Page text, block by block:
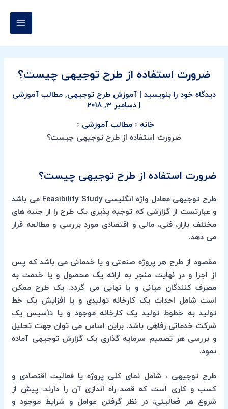
ضرورت استفاده از طرح توجیهی چیست؟
دیدگاه‌ خود را بنویسید آموزش طرح توجیهی, مطالب آموزشی
دسامبر 3, 2018
خانه
مطالب آموزشی
ضرورت استفاده از طرح توجیهی چیست؟
ضرورت استفاده از طرح توجیهی چیست؟
طرح توجیهی معادل واژه انگلیسی Feasibility Study می باشد
و عبارتست از گزارشی که توجیه پذیری یک طرح را از جنبه های
مختلف بازار، فنی، مالی و اقتصادی مورد بررسی و مطالعه قرار
می دهد.
مقصود از طرح هر پروژه صنعتی و یا خدماتی می باشد که پس
از اجرا و در نهایت منجر به ارائه یک محصول و یا خدمت به
مصرف کنندگان میانی و یا نهایی می گردد. یک طرح ممکن
است شامل احداث یک کارخانه تولیدی و یا افزایش یک خط
تولید به خطوط تولید یک کارخانه موجود و یا تأسیس یک
شرکت خدماتی رفاهی باشد. براین اساس می توان جهت تحلیل
و بررسی هر تصمیم سرمایه گذاری یک گزارش توجیهی آماده
نمود.
طرح توجیهی ، شامل نمای کلی پروژه یا فعالیت اقتصادی و
کسب و کاری است که قصد راه اندازی آن را دارند. پیش از
شروع هر فعالیتی، در نظر گرفتن عوامل و شرایط موجود و